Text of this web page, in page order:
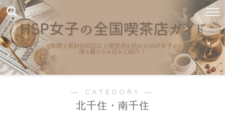
― CATEGORY ―
北千住・南千住